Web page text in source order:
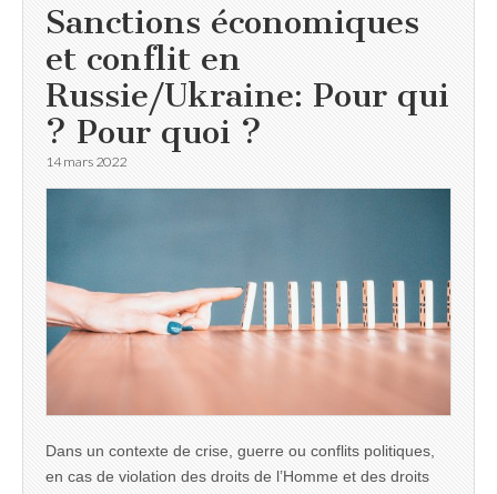
Sanctions économiques
et conflit en
Russie/Ukraine: Pour qui
? Pour quoi ?
14 mars 2022
Dans un contexte de crise, guerre ou conflits politiques,
en cas de violation des droits de l’Homme et des droits